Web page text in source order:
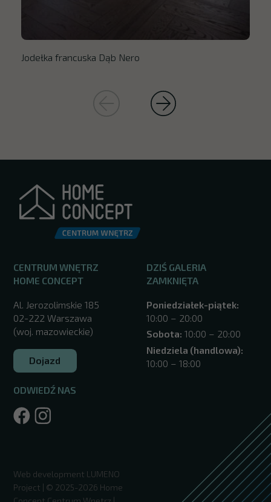
Jodełka francuska Dąb Nero
CENTRUM WNĘTRZ
HOME CONCEPT
Al. Jerozolimskie 185
02-222 Warszawa
(woj. mazowieckie)
Dojazd
ODWIEDŹ NAS
DZIŚ GALERIA
ZAMKNIĘTA
Poniedziałek-piątek:
10:00 – 20:00
Sobota: 10:00 – 20:00
Niedziela (handlowa):
10:00 – 18:00
Web development LUMENO
Project | © 2025-2026 Home